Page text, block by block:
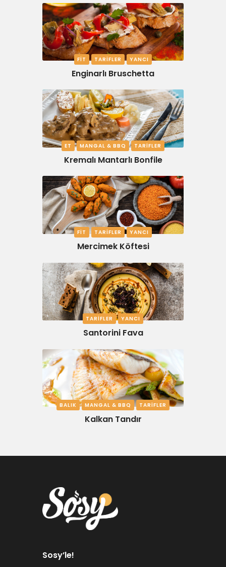
FIT TARIFLER YANCI
Enginarlı Bruschetta
ET MANGAL & BBQ TARIFLER
Kremalı Mantarlı Bonfile
FIT TARIFLER YANCI
Mercimek Köftesi
TARIFLER YANCI
Santorini Fava
BALIK MANGAL & BBQ TARIFLER
Kalkan Tandır
Sosy’le!